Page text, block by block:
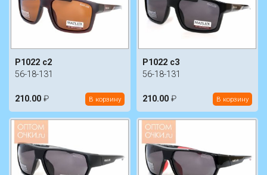
P1022 c2
56-18-131
210.00 ₽ В корзину
P1022 c3
56-18-131
210.00 ₽ В корзину